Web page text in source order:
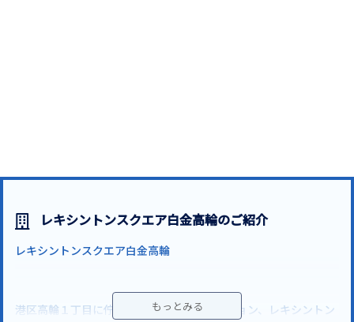
レキシントンスクエア白金高輪のご紹介
レキシントンスクエア白金高輪
港区高輪１丁目に佇む高級賃貸タワーマンション、レキシントン